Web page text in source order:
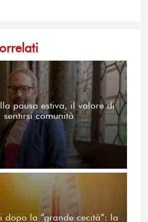
pausa estiva, il valore di
sentirsi comunità
dopo la “grande cecità”: la